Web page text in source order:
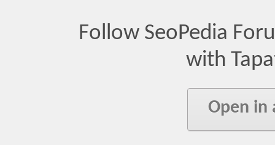
Follow SeoPedia
with
Open in